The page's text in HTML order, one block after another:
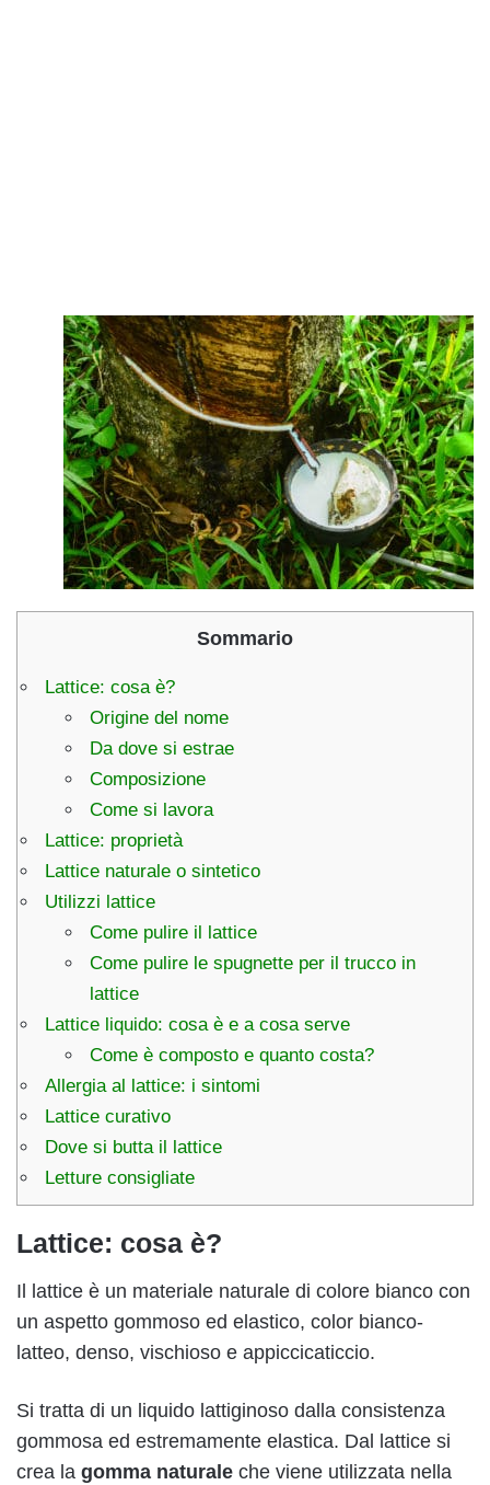
Sommario
Lattice: cosa è?
Origine del nome
Da dove si estrae
Composizione
Come si lavora
Lattice: proprietà
Lattice naturale o sintetico
Utilizzi lattice
Come pulire il lattice
Come pulire le spugnette per il trucco in
lattice
Lattice liquido: cosa è e a cosa serve
Come è composto e quanto costa?
Allergia al lattice: i sintomi
Lattice curativo
Dove si butta il lattice
Letture consigliate
Lattice: cosa è?
Il lattice è un materiale naturale di colore bianco con
un aspetto gommoso ed elastico, color bianco-
latteo, denso, vischioso e appiccicaticcio.
Si tratta di un liquido lattiginoso dalla consistenza
gommosa ed estremamente elastica. Dal lattice si
crea la gomma naturale che viene utilizzata nella